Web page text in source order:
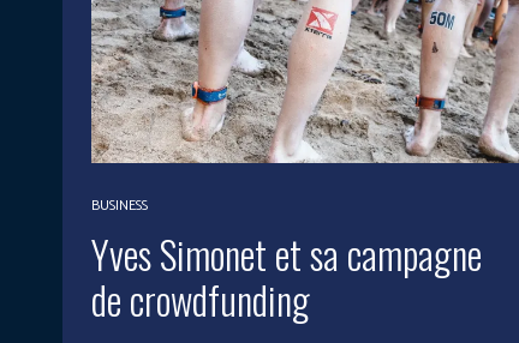
BUSINESS
Yves Simonet et sa campagne
de crowdfunding